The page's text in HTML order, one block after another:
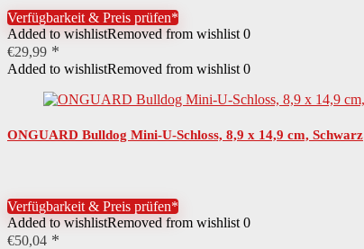
Verfügbarkeit & Preis prüfen*
Added to wishlistRemoved from wishlist 0
€29,99
Added to wishlistRemoved from wishlist 0
ONGUARD Bulldog Mini-U-Schloss, 8,9 x 14,9 cm, Schwarz
Verfügbarkeit & Preis prüfen*
Added to wishlistRemoved from wishlist 0
€50,04